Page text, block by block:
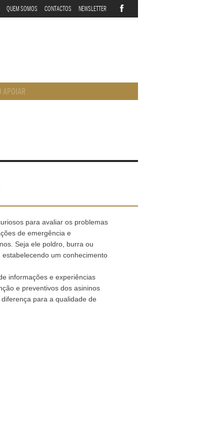
QUEM SOMOS CONTACTOS NEWSLETTER
APOIAR
para avaliar os problemas
de emergência e
Seja ele poldro, burra ou
um conhecimento
informações e experiências
e preventivos dos asininos
para a qualidade de